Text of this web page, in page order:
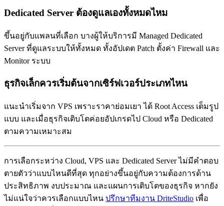
Dedicated Server ต้องดูแลเองทั้งหมดไหม
ขึ้นอยู่กับแพลนที่เลือก บางผู้ให้บริการมี Managed Dedicated
Server ที่ดูแลระบบให้ทั้งหมด ทั้งอัปเดต Patch ตั้งค่า Firewall และ
Monitor ระบบ
ธุรกิจเล็กควรเริ่มต้นจากเซิร์ฟเวอร์ประเภทไหน
แนะนำเริ่มจาก VPS เพราะราคาย่อมเยา ได้ Root Access เต็มรูป
แบบ และเมื่อธุรกิจเติบโตค่อยอัปเกรดไป Cloud หรือ Dedicated
ตามความเหมาะสม
การเลือกระหว่าง Cloud, VPS และ Dedicated Server ไม่มีคำตอบ
ตายตัวว่าแบบไหนดีที่สุด ทุกอย่างขึ้นอยู่กับความต้องการด้าน
ประสิทธิภาพ งบประมาณ และแผนการเติบโตของธุรกิจ หากยัง
ไม่แน่ใจว่าควรเลือกแบบไหน ปรึกษาทีมงาน DriteStudio เพื่อ